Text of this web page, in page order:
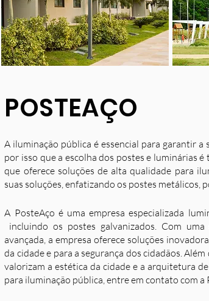
POSTEAÇO
A iluminação pública é essencial para garantir a
por isso que a escolha dos postes e luminárias
que oferece soluções de alta qualidade para
suas soluções, enfatizando os postes metálicos,
A PosteAço é uma empresa especializada
incluindo os postes galvanizados. Com
avançada, a empresa oferece soluções
da cidade e para a segurança dos cidadãos.
valorizam a estética da cidade e a arquitetura
para iluminação pública, entre em contato com a